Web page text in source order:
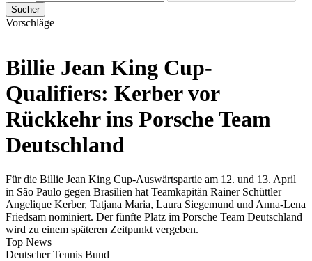
Sucher
Vorschläge
Billie Jean King Cup-
Qualifiers: Kerber vor
Rückkehr ins Porsche Team
Deutschland
Für die Billie Jean King Cup-Auswärtspartie am 12. und 13. April
in São Paulo gegen Brasilien hat Teamkapitän Rainer Schüttler
Angelique Kerber, Tatjana Maria, Laura Siegemund und Anna-Lena
Friedsam nominiert. Der fünfte Platz im Porsche Team Deutschland
wird zu einem späteren Zeitpunkt vergeben.
Top News
Deutscher Tennis Bund